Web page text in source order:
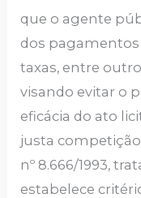
que o agente
dos
taxas, entre
visando evitar o
eficácia do ato
justa
nº 8.666/1993,
estabelece